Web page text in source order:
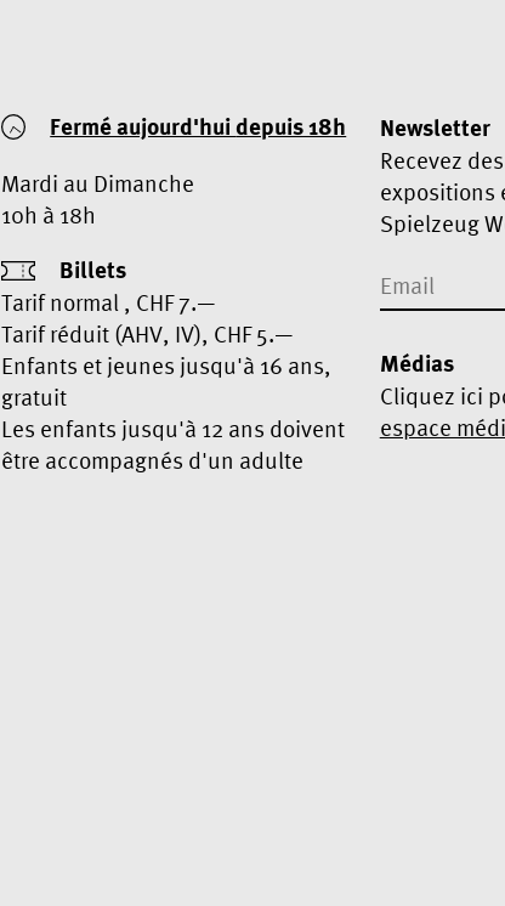
Fermé aujourd'huidepuis 18h
Mardi au Dimanche
10h à 18h
Billets
Tarif normal , CHF 7.—
Tarif réduit (AHV, IV), CHF 5.—
Enfants et jeunes jusqu'à 16 ans,
gratuit
Les enfants jusqu'à 12 ans doivent
être accompagnés d'un adulte
Newsletter
Recevez
expositions
Spielzeug
Médias
Cliquez ici
espace